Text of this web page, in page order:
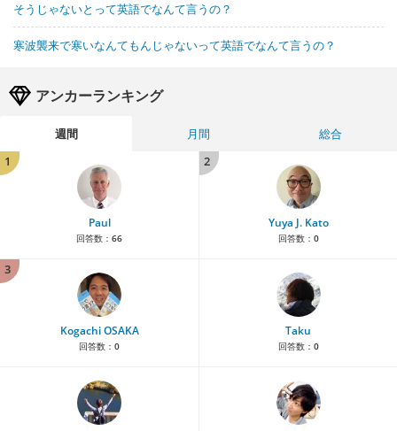
そうじゃないとって英語でなんて言うの？
寒波襲来で寒いなんてもんじゃないって英語でなんて言うの？
アンカーランキング
週間 月間
総合
1
Paul
回答数： 66
2
Yuya J. Kato
回答数： 0
3
Kogachi OSAKA
回答数： 0
Taku
回答数： 0